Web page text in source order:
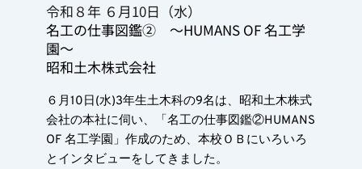
令和８年 ６月10日（水）
名工の仕事図鑑②　～HUMANS OF 名工学
園～
昭和土木株式会社
６月10日(水)3年生土木科の9名は、昭和土木株式
会社の本社に伺い、「名工の仕事図鑑②HUMANS
OF 名工学園」作成のため、本校ＯＢにいろいろ
とインタビューをしてきました。